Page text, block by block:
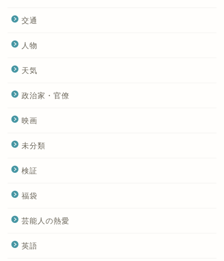
交通
人物
天気
政治家・官僚
映画
未分類
検証
福袋
芸能人の熱愛
英語